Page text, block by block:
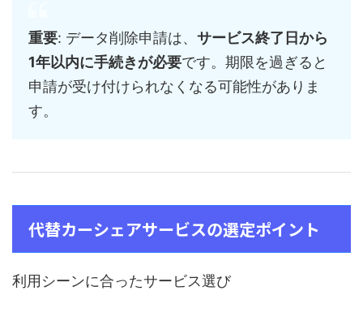
重要: データ削除申請は、 サービス終了日から
1年以内に手続きが必要です。期限を過ぎると
申請が受け付けられなくなる可能性がありま
す。
代替カーシェアサービスの選定ポイント
利用シーンに合ったサービス選び